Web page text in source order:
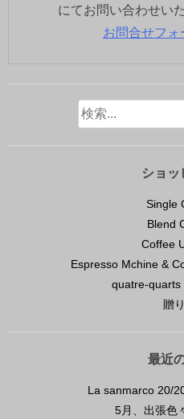
にてお問い合わせい
お問合せフォ
ショ
Single
Blend
Coffee
Espresso Mchine &
quatre-quarts
贈
最近
La sanmarco 20/
5月、出張色